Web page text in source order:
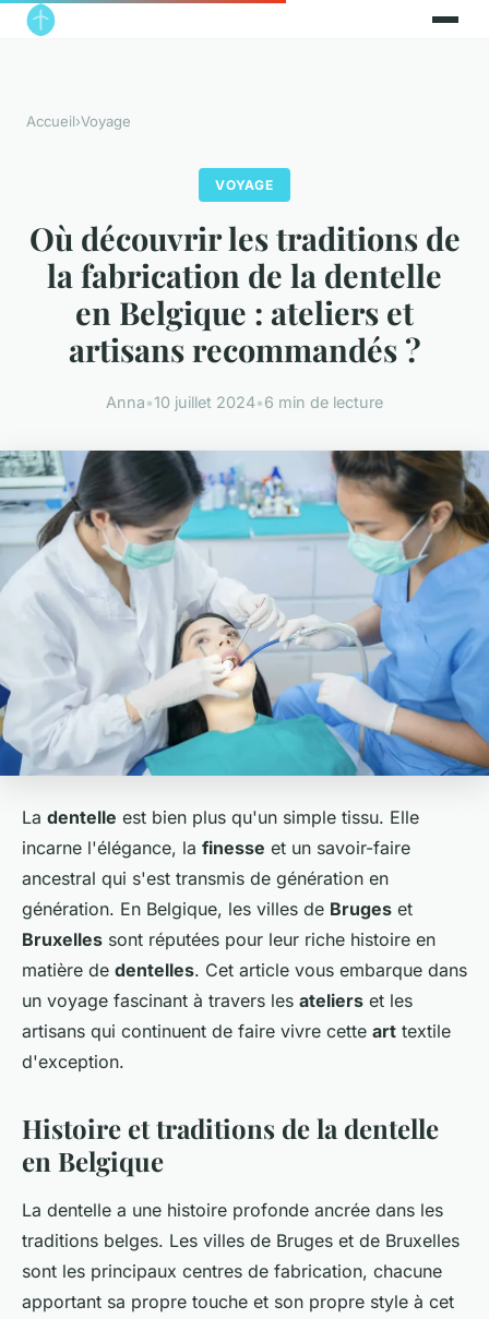
Accueil›Voyage
VOYAGE
Où découvrir les traditions de
la fabrication de la dentelle
en Belgique : ateliers et
artisans recommandés ?
Anna•10 juillet 2024•6 min de lecture
La dentelle est bien plus qu'un simple tissu. Elle
incarne l'élégance, la finesse et un savoir-faire
ancestral qui s'est transmis de génération en
génération. En Belgique, les villes de Bruges et
Bruxelles sont réputées pour leur riche histoire en
matière de dentelles. Cet article vous embarque dans
un voyage fascinant à travers les ateliers et les
artisans qui continuent de faire vivre cette art textile
d'exception.
Histoire et traditions de la dentelle
en Belgique
La dentelle a une histoire profonde ancrée dans les
traditions belges. Les villes de Bruges et de Bruxelles
sont les principaux centres de fabrication, chacune
apportant sa propre touche et son propre style à cet